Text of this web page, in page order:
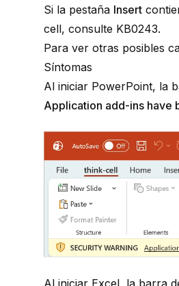
Si la pestaña Insert
cell, consulte KB0243.
Para ver otras posibles
Síntomas
Al iniciar PowerPoint, la
Application add-ins have
Al iniciar Excel, la barra